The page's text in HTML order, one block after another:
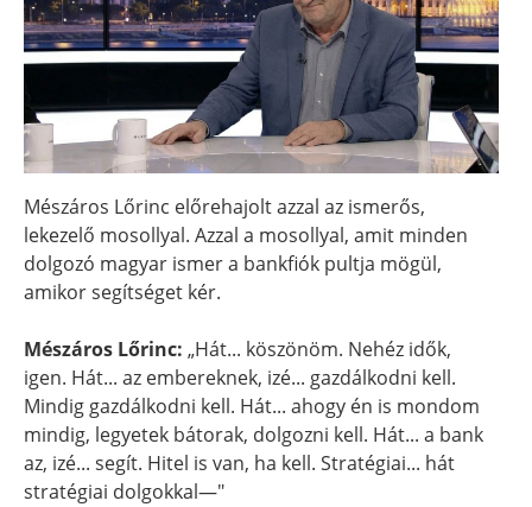
Mészáros Lőrinc előrehajolt azzal az ismerős,
lekezelő mosollyal. Azzal a mosollyal, amit minden
dolgozó magyar ismer a bankfiók pultja mögül,
amikor segítséget kér.
Mészáros Lőrinc: „Hát... köszönöm. Nehéz idők,
igen. Hát... az embereknek, izé... gazdálkodni kell.
Mindig gazdálkodni kell. Hát... ahogy én is mondom
mindig, legyetek bátorak, dolgozni kell. Hát... a bank
az, izé... segít. Hitel is van, ha kell. Stratégiai... hát
stratégiai dolgokkal—"